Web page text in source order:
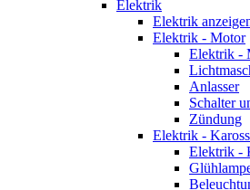
Elektrik
Elektrik
Elektrik - Motor
Elektrik -
Anlasser
Schalter
Zündung
Elektrik -
Elektrik -